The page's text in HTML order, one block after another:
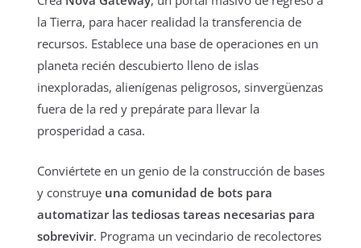
la Tierra, para hacer realidad la transferencia de
recursos. Establece una base de operaciones en un
planeta recién descubierto lleno de islas
inexploradas, alienígenas peligrosos, sinvergüenzas
fuera de la red y prepárate para llevar la
prosperidad a casa.
Conviértete en un genio de la construcción de bases
y construye una comunidad de bots para
automatizar las tediosas tareas necesarias para
sobrevivir. Programa un vecindario de recolectores